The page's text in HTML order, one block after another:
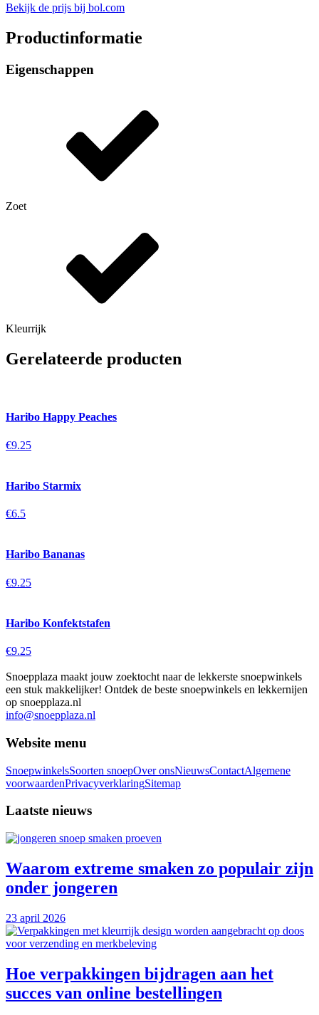
Bekijk de prijs bij bol.com
Productinformatie
Eigenschappen
Zoet
Kleurrijk
Gerelateerde producten
Haribo Happy Peaches
€9.25
Haribo Starmix
€6.5
Haribo Bananas
€9.25
Haribo Konfektstafen
€9.25
Snoepplaza maakt jouw zoektocht naar de lekkerste snoepwinkels
een stuk makkelijker! Ontdek de beste snoepwinkels en lekkernijen
op snoepplaza.nl
info@snoepplaza.nl
Website menu
SnoepwinkelsSoorten snoepOver onsNieuwsContactAlgemene
voorwaardenPrivacyverklaringSitemap
Laatste nieuws
Waarom extreme smaken zo populair zijn
onder jongeren
23 april 2026
Hoe verpakkingen bijdragen aan het
succes van online bestellingen